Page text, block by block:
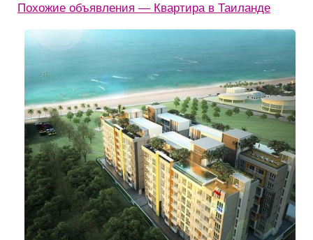
Похожие объявления — Квартира в Таиланде